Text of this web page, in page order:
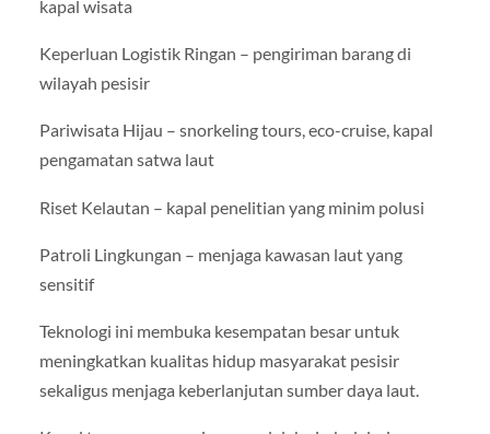
kapal wisata
Keperluan Logistik Ringan – pengiriman barang di
wilayah pesisir
Pariwisata Hijau – snorkeling tours, eco-cruise, kapal
pengamatan satwa laut
Riset Kelautan – kapal penelitian yang minim polusi
Patroli Lingkungan – menjaga kawasan laut yang
sensitif
Teknologi ini membuka kesempatan besar untuk
meningkatkan kualitas hidup masyarakat pesisir
sekaligus menjaga keberlanjutan sumber daya laut.